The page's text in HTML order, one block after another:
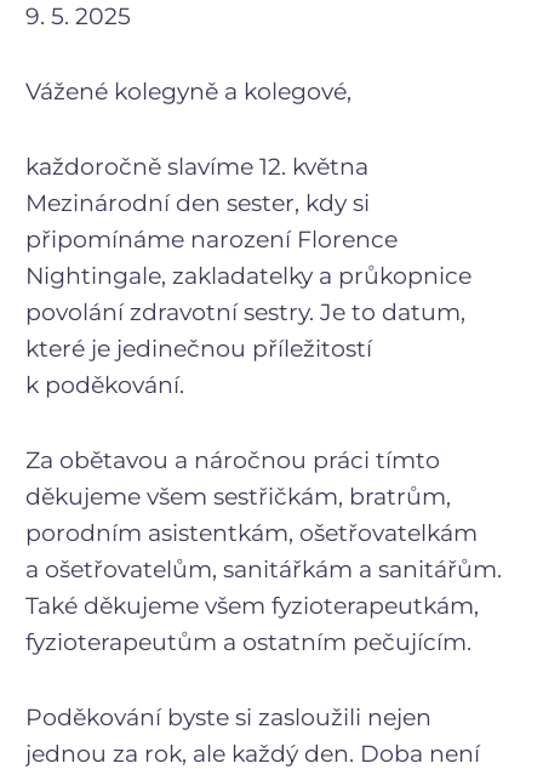
9. 5. 2025
Vážené kolegyně a kolegové,
každoročně slavíme 12. května
Mezinárodní den sester, kdy si
připomínáme narození Florence
Nightingale, zakladatelky a průkopnice
povolání zdravotní sestry. Je to datum,
které je jedinečnou příležitostí
k poděkování.
Za obětavou a náročnou práci tímto
děkujeme všem sestřičkám, bratrům,
porodním asistentkám, ošetřovatelkám
a ošetřovatelům, sanitářkám a sanitářům.
Také děkujeme všem fyzioterapeutkám,
fyzioterapeutům a ostatním pečujícím.
Poděkování byste si zasloužili nejen
jednou za rok, ale každý den. Doba není